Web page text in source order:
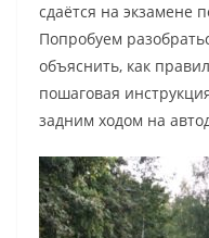
сдаётся на экзамене
Попробуем
объяснить, как
пошаговая
задним ходом на